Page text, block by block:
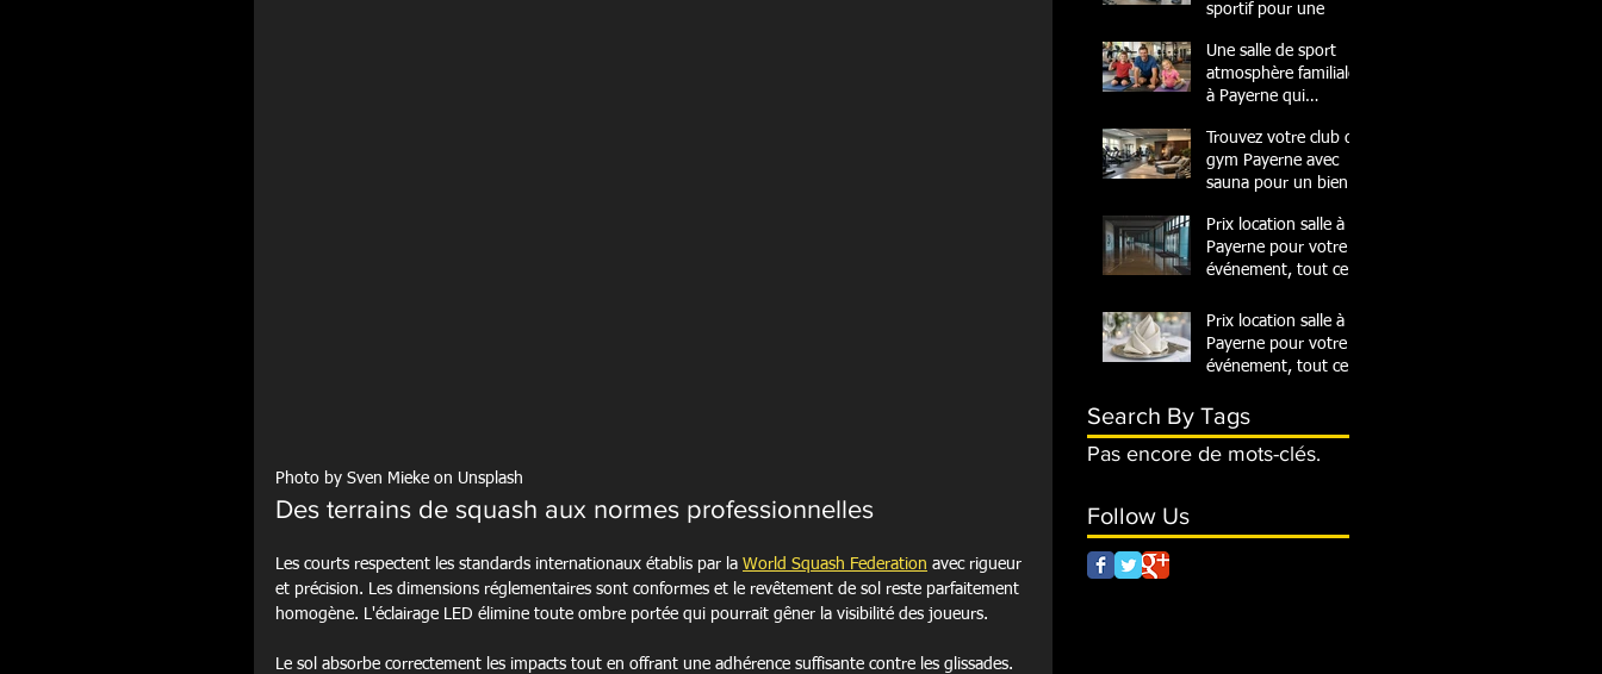
Photo by Sven Mieke on Unsplash
Des terrains de squash aux normes professionnelles
Les courts respectent les standards internationaux établis par la World Squash Federation avec rigueur
et précision. Les dimensions réglementaires sont conformes et le revêtement de sol reste parfaitement
homogène. L'éclairage LED élimine toute ombre portée qui pourrait gêner la visibilité des joueurs.
Le sol absorbe correctement les impacts tout en offrant une adhérence suffisante contre les glissades.
sportif pour une
Une salle de sport
atmosphère familiale
à Payerne qui
Trouvez votre club de
gym Payerne avec
sauna pour un bien-
Prix location salle à
Payerne pour votre
événement, tout ce
Prix location salle à
Payerne pour votre
événement, tout ce
Search By Tags
Pas encore de mots-clés.
Follow Us